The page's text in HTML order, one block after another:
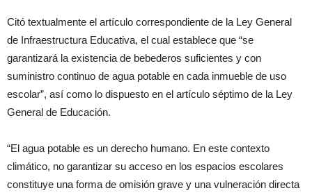
Citó textualmente el artículo correspondiente de la Ley General
de Infraestructura Educativa, el cual establece que “se
garantizará la existencia de bebederos suficientes y con
suministro continuo de agua potable en cada inmueble de uso
escolar”, así como lo dispuesto en el artículo séptimo de la Ley
General de Educación.
“El agua potable es un derecho humano. En este contexto
climático, no garantizar su acceso en los espacios escolares
constituye una forma de omisión grave y una vulneración directa